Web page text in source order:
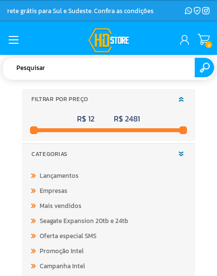
Frete grátis para Sul e Sudeste. Confira as condições
0
FILTRAR POR PREÇO
R$ 12 R$ 2481
CATEGORIAS
Lançamentos
Empresas
Mais vendidos
Seagate Expansion 20tb e 24tb
Oferta especial SMS
Promoção Intel
Campanha Intel